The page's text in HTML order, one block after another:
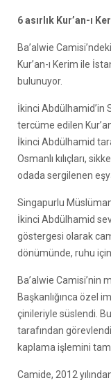
6 asırlık Kur’an-ı
Ba’alwie
Kur’an-ı Kerim ile
bulunuyor.
İkinci Abdülhamid’in
tercüme edilen
İkinci Abdülhamid
Osmanlı kılıçları,
odada sergilenen
Singapurlu
İkinci Abdülhamid
göstergesi olarak
dönümünde, ruhu için
Ba’alwie Camisi’nin
Başkanlığınca özel
çinileriyle süslendi.
tarafından
kaplama işlemini
Camide, 2012